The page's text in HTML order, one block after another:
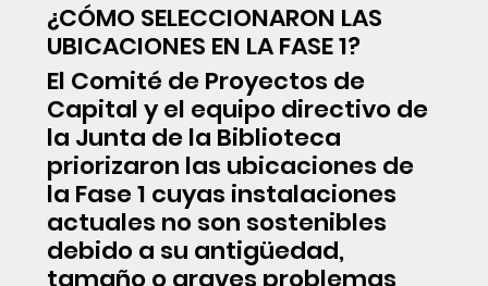
¿CÓMO SELECCIONARON LAS
UBICACIONES EN LA FASE 1?
El Comité de Proyectos de
Capital y el equipo directivo de
la Junta de la Biblioteca
priorizaron las ubicaciones de
la Fase 1 cuyas instalaciones
actuales no son sostenibles
debido a su antigüedad,